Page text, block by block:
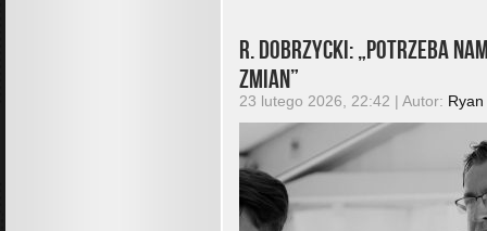
R. Dobrzycki: „Potrzeba
zmian”
23 lutego 2026, 22:42 | Autor: Ryan